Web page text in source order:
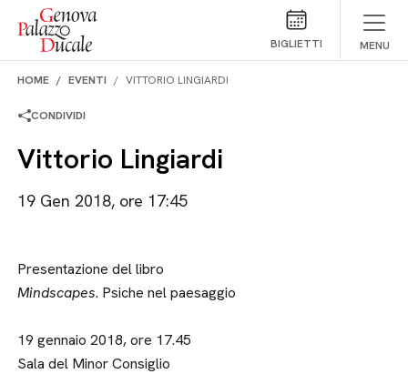
Salta al contenuto
BIGLIETTI MENU
HOME EVENTI VITTORIO LINGIARDI
CONDIVIDI
Vittorio Lingiardi
19 Gen 2018, ore 17:45
Presentazione del libro
Mindscapes. Psiche nel paesaggio
19 gennaio 2018, ore 17.45
Sala del Minor Consiglio